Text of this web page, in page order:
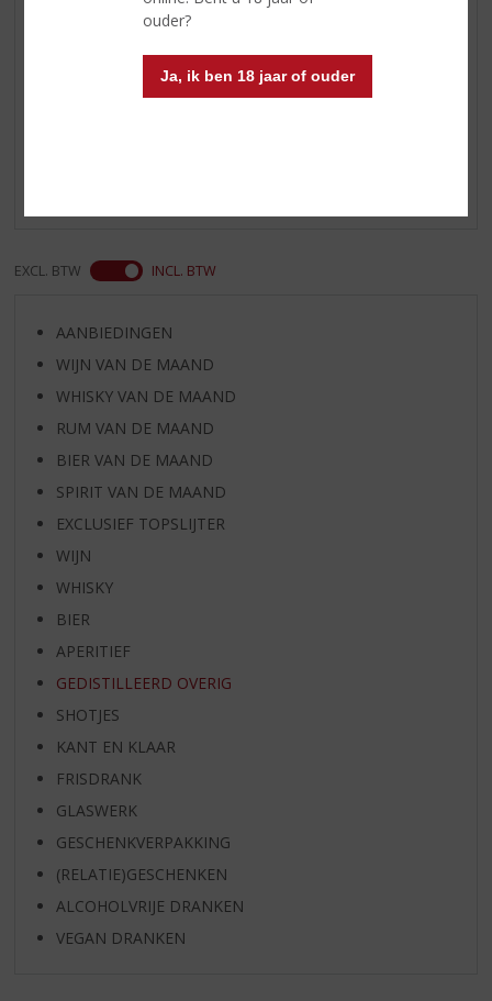
ouder?
Ja, ik ben 18 jaar of ouder
Reviews
EXCL. BTW INCL. BTW
AANBIEDINGEN
WIJN VAN DE MAAND
WHISKY VAN DE MAAND
RUM VAN DE MAAND
BIER VAN DE MAAND
SPIRIT VAN DE MAAND
EXCLUSIEF TOPSLIJTER
WIJN
WHISKY
BIER
APERITIEF
GEDISTILLEERD OVERIG
SHOTJES
KANT EN KLAAR
FRISDRANK
GLASWERK
GESCHENKVERPAKKING
(RELATIE)GESCHENKEN
ALCOHOLVRIJE DRANKEN
VEGAN DRANKEN